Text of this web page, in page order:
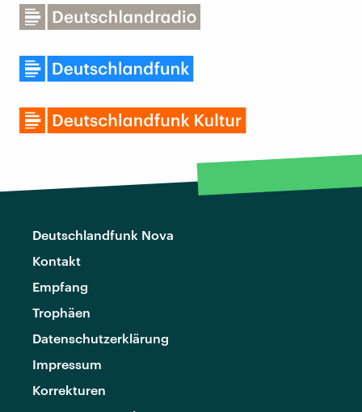
Deutschlandfunk Nova
Kontakt
Empfang
Trophäen
Datenschutzerklärung
Impressum
Korrekturen